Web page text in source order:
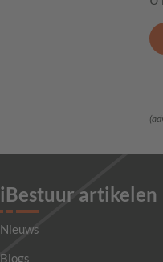
iBestuur artikelen
Nieuws
Blogs